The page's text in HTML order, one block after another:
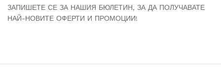
ЗАПИШЕТЕ СЕ ЗА НАШИЯ БЮЛЕТИН, ЗА ДА ПОЛУЧАВАТЕ
НАЙ-НОВИТЕ ОФЕРТИ И ПРОМОЦИИ!